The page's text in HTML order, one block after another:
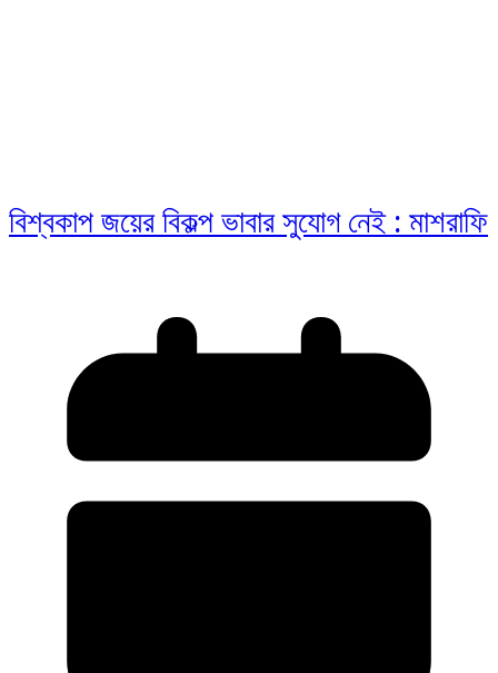
বিশ্বকাপ জয়ের বিকল্প ভাবার সুযোগ নেই : মাশরাফি